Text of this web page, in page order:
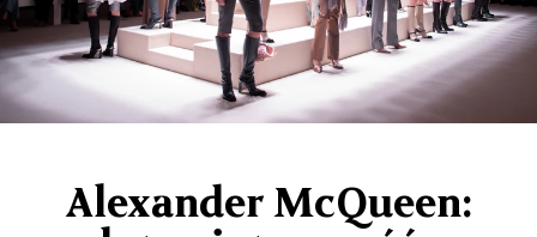
Alexander McQueen: